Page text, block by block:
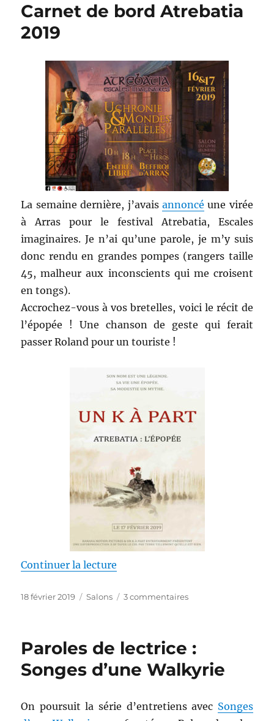
:
Carnet de bord Atrebatia
2019
La semaine dernière, j’avais annoncé une virée
à Arras pour le festival Atrebatia, Escales
imaginaires. Je n’ai qu’une parole, je m’y suis
donc rendu en grandes pompes (rangers taille
45, malheur aux inconscients qui me croisent
en tongs).
Accrochez-vous à vos bretelles, voici le récit de
l’épopée ! Une chanson de geste qui ferait
passer Roland pour un touriste !
Continuer la lecture
Publié
18 février 2019 Catégories
Salons 3 commentairessur
Atrebatia
Paroles de lectrice :
Songes d’une Walkyrie
On poursuit la série d’entretiens avec Songes